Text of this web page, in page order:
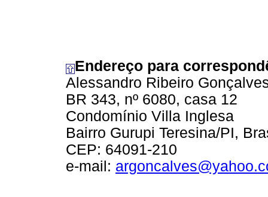
Endereço para
Alessandro Ribeiro
BR 343, nº 6080, casa 12
Condomínio Villa Inglesa
Bairro Gurupi Teresina/PI,
CEP: 64091-210
e-mail: